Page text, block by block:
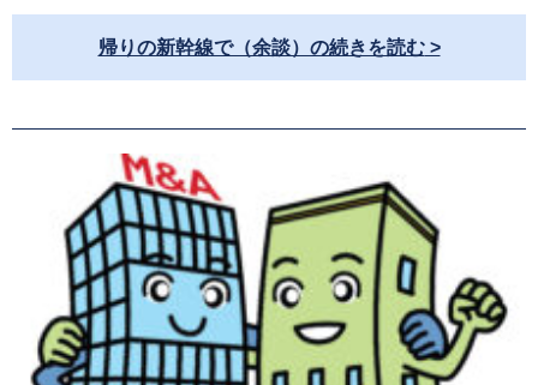
帰りの新幹線で（余談）の続きを読む